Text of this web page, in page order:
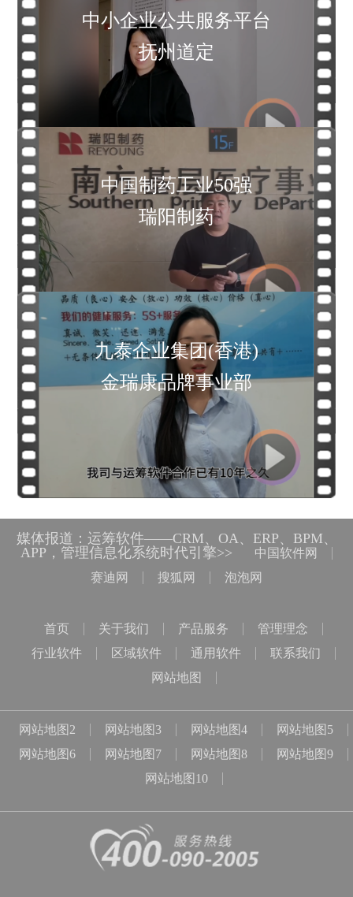
媒体报道：运筹软件——CRM、OA、ERP、BPM、
APP，管理信息化系统时代引擎>>
中国软件网
赛迪网
搜狐网 泡泡网
首页 关于我们 产品服务
管理理念
行业软件
区域软件 通用软件
联系我们
网站地图
网站地图2 网站地图3 网站地图4
网站地图5
网站地图6
网站地图7 网站地图8
网站地图9
网站地图10